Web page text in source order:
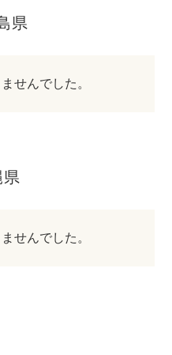
県
せんでした。
せんでした。